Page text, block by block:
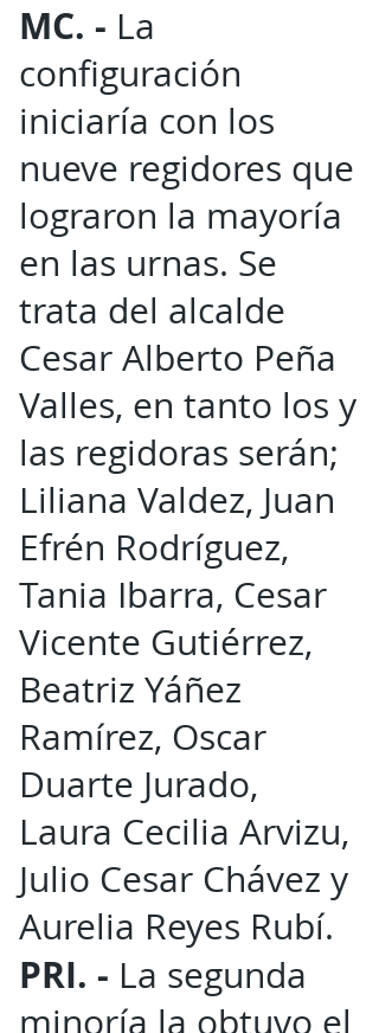
MC. - La
configuración
iniciaría con los
nueve regidores que
lograron la mayoría
en las urnas. Se
trata del alcalde
Cesar Alberto Peña
Valles, en tanto los y
las regidoras serán;
Liliana Valdez, Juan
Efrén Rodríguez,
Tania Ibarra, Cesar
Vicente Gutiérrez,
Beatriz Yáñez
Ramírez, Oscar
Duarte Jurado,
Laura Cecilia Arvizu,
Julio Cesar Chávez y
Aurelia Reyes Rubí.
PRI. - La segunda
minoría la obtuvo el